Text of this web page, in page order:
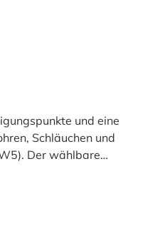
und eine
Schläuchen und
Der wählbare